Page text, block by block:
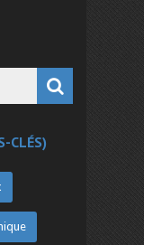
CLÉS)